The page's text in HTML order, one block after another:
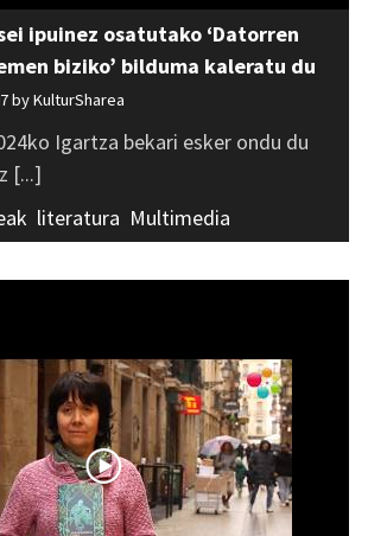
ipuinez osatutako ‘Datorren
biziko’ bilduma kaleratu du
byKulturSharea
Igartza bekari esker ondu du
[...]
literatura Multimedia